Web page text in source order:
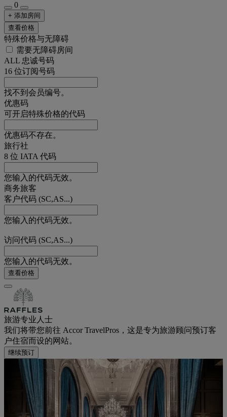
0
+ 添加房间
查看价格
特殊价格与无障碍
需要无障碍房间
ALL 忠诚号码
16 位订阅号码
找不到会员编号。
优惠码
可开启特殊价格的代码
优惠码不存在。
旅行社
8 位 IATA 代码
您输入的代码无效。
商务旅客
客户代码 (SC,AS...)
您输入的代码无效。
访问代码 (SC,AS...)
您输入的代码无效。
查看价格
旅游专业人士
我们将带您前往 Accor TravelPros，这是专为旅游顾问预订客
户住宿而设的网站。
继续预订